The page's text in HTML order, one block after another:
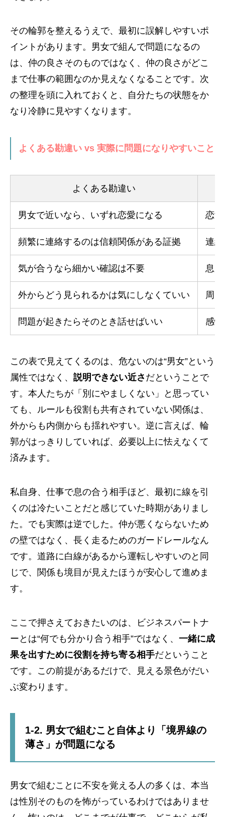
その輪郭を整えるうえで、最初に誤解しやすいポ
イントがあります。男女で組んで問題になるの
は、仲の良さそのものではなく、仲の良さがどこ
まで仕事の範囲なのか見えなくなることです。次
の整理を頭に入れておくと、自分たちの状態をか
なり冷静に見やすくなります。
よくある勘違い vs 実際に問題になりやすいこと
よくある勘違い
男女で近いなら、いずれ恋愛になる 恋
頻繁に連絡するのは信頼関係がある証拠 連
気が合うなら細かい確認は不要 息
外からどう見られるかは気にしなくていい 周
問題が起きたらそのとき話せばいい 感
この表で見えてくるのは、危ないのは“男女”という
属性ではなく、 説明できない近さ だということで
す。本人たちが「別にやましくない」と思ってい
ても、ルールも役割も共有されていない関係は、
外からも内側からも揺れやすい。逆に言えば、輪
郭がはっきりしていれば、必要以上に怯えなくて
済みます。
私自身、仕事で息の合う相手ほど、最初に線を引
くのは冷たいことだと感じていた時期がありまし
た。でも実際は逆でした。仲が悪くならないため
の壁ではなく、長く走るためのガードレールなん
です。道路に白線があるから運転しやすいのと同
じで、関係も境目が見えたほうが安心して進めま
す。
ここで押さえておきたいのは、ビジネスパートナ
ーとは“何でも分かり合う相手”ではなく、 一緒に成
果を出すために役割を持ち寄る相手だということ
です。この前提があるだけで、見える景色がだい
ぶ変わります。
1-2. 男女で組むこと自体より「境界線の
薄さ」が問題になる
男女で組むことに不安を覚える人の多くは、本当
は性別そのものを怖がっているわけではありませ